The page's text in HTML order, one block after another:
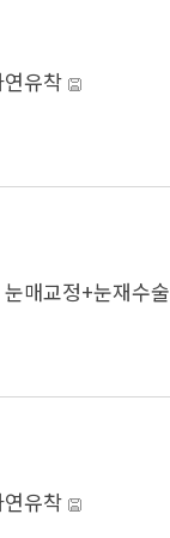
연유착
눈매교정+눈재수술
연유착